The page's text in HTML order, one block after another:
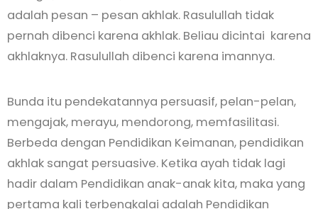
adalah pesan – pesan akhlak. Rasulullah tidak
pernah dibenci karena akhlak. Beliau dicintai karena
akhlaknya. Rasulullah dibenci karena imannya.
Bunda itu pendekatannya persuasif, pelan-pelan,
mengajak, merayu, mendorong, memfasilitasi.
Berbeda dengan Pendidikan Keimanan, pendidikan
akhlak sangat persuasive. Ketika ayah tidak lagi
hadir dalam Pendidikan anak-anak kita, maka yang
pertama kali terbengkalai adalah Pendidikan